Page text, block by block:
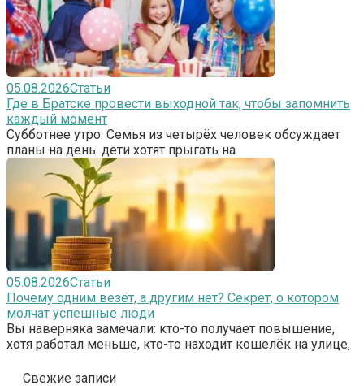
05.08.2026Статьи
Где в Братске провести выходной так, чтобы запомнить
каждый момент
Субботнее утро. Семья из четырёх человек обсуждает
планы на день: дети хотят прыгать на
05.08.2026Статьи
Почему одним везёт, а другим нет? Секрет, о котором
молчат успешные люди
Вы наверняка замечали: кто-то получает повышение,
хотя работал меньше, кто-то находит кошелёк на улице,
Свежие записи